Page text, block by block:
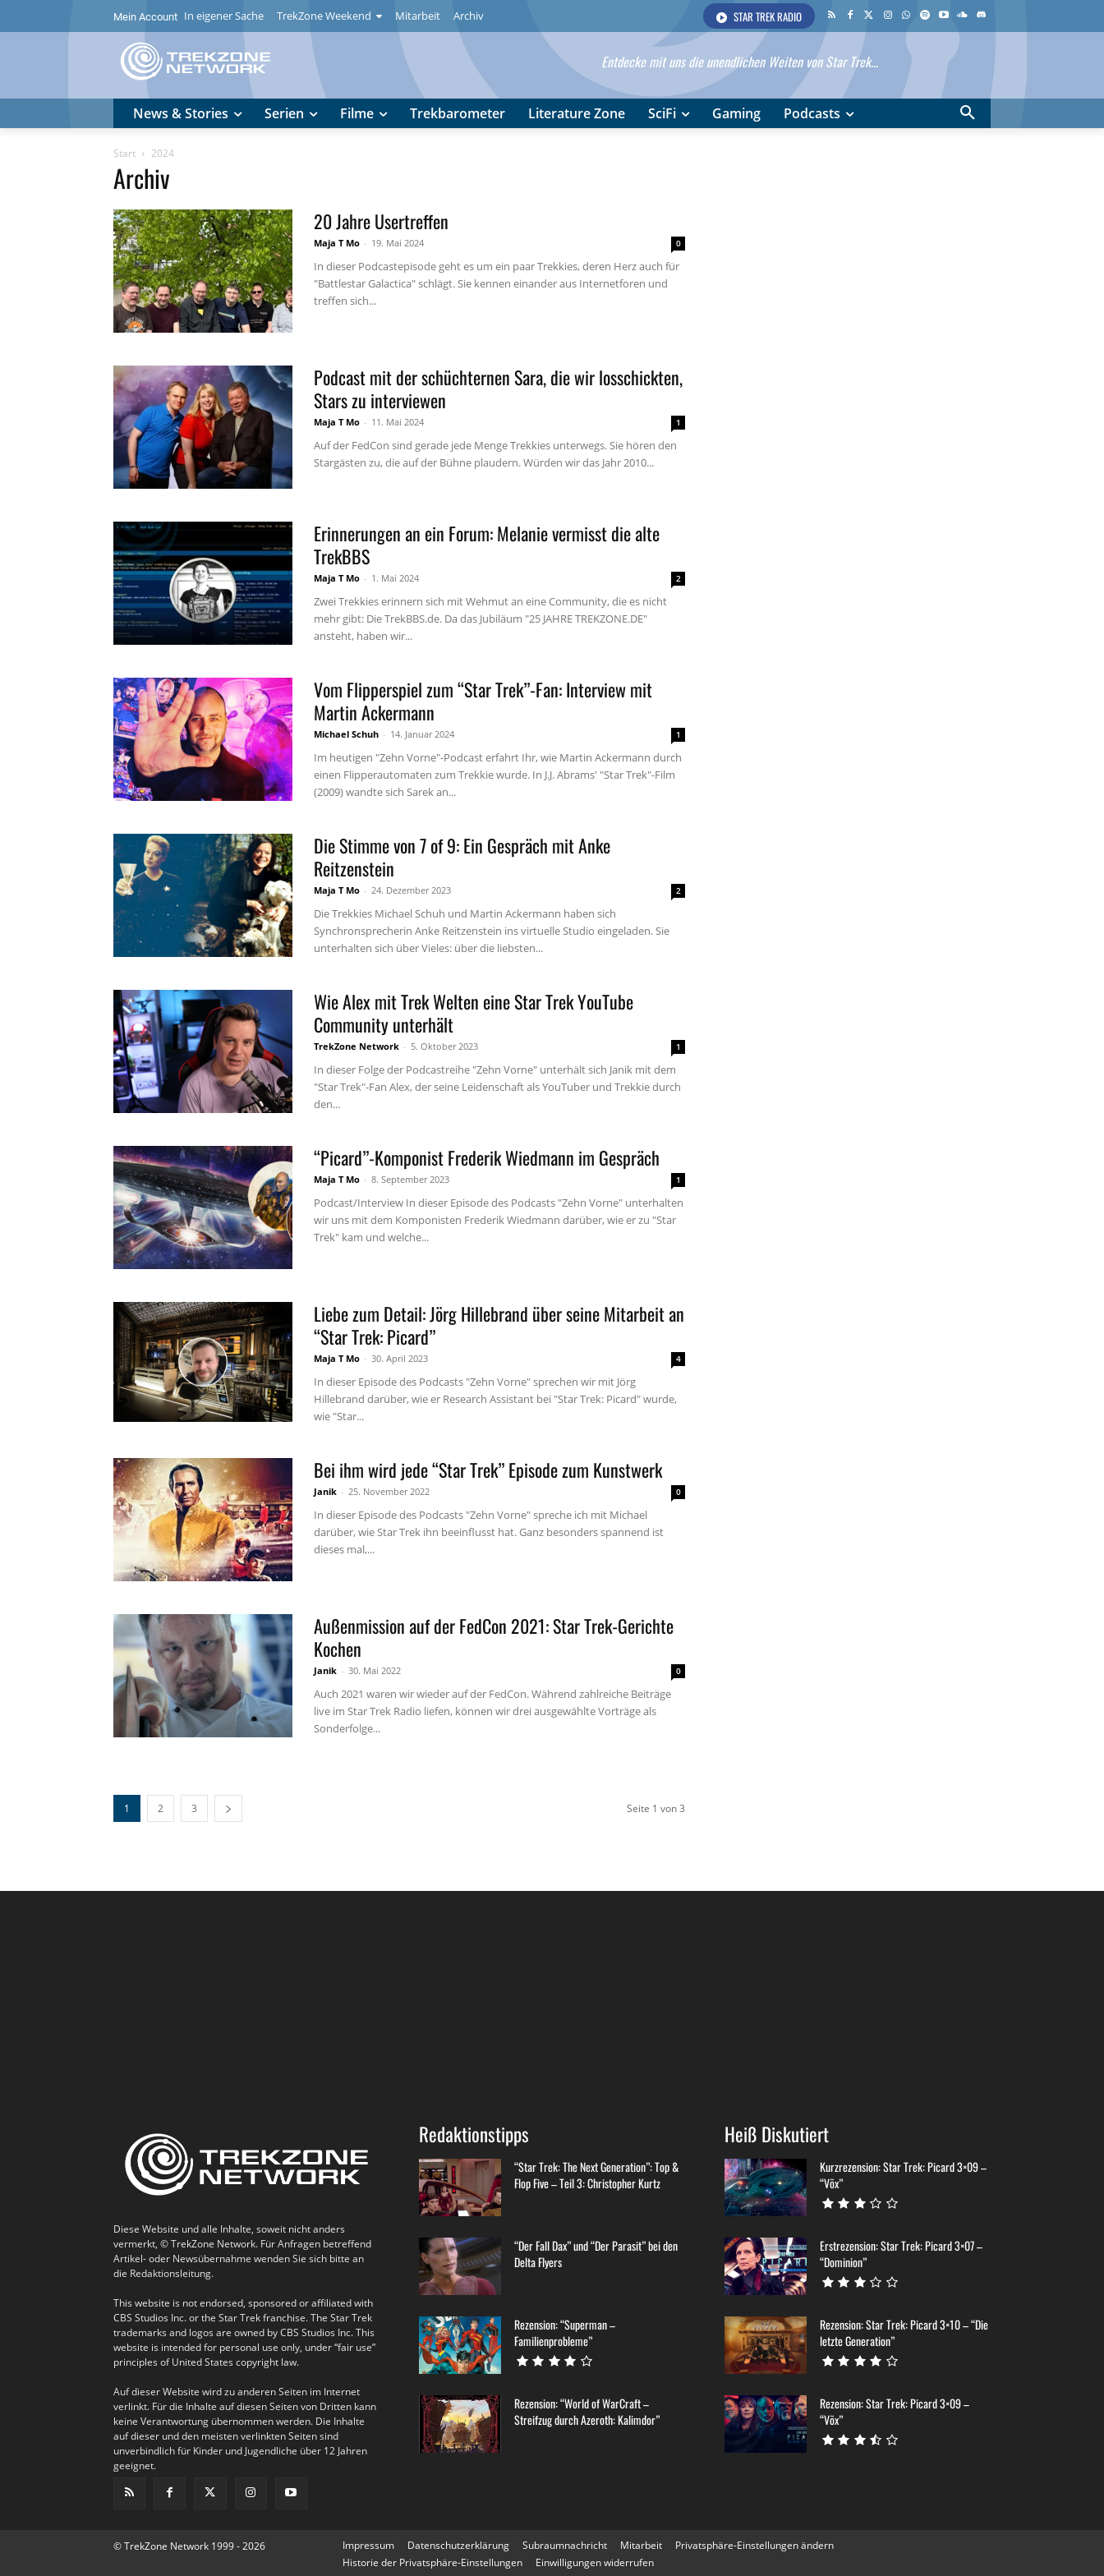
Mein Account In eigener Sache TrekZone Weekend Mitarbeit Archiv STAR TREK RADIO
Entdecke mit uns die unendlichen Weiten von Star Trek...
News & Stories Serien Filme Trekbarometer Literature Zone SciFi Gaming Podcasts
Start 2024
Archiv
20 Jahre Usertreffen
Maja T Mo - 19. Mai 2024 0
In dieser Podcastepisode geht es um ein paar Trekkies, deren Herz auch für
"Battlestar Galactica" schlägt. Sie kennen einander aus Internetforen und
treffen sich...
Podcast mit der schüchternen Sara, die wir losschickten,
Stars zu interviewen
Maja T Mo - 11. Mai 2024 1
Auf der FedCon sind gerade jede Menge Trekkies unterwegs. Sie hören den
Stargästen zu, die auf der Bühne plaudern. Würden wir das Jahr 2010...
Erinnerungen an ein Forum: Melanie vermisst die alte
TrekBBS
Maja T Mo - 1. Mai 2024 2
Zwei Trekkies erinnern sich mit Wehmut an eine Community, die es nicht
mehr gibt: Die TrekBBS.de. Da das Jubiläum "25 JAHRE TREKZONE.DE"
ansteht, haben wir...
Vom Flipperspiel zum “Star Trek”-Fan: Interview mit
Martin Ackermann
Michael Schuh - 14. Januar 2024 1
Im heutigen "Zehn Vorne"-Podcast erfahrt Ihr, wie Martin Ackermann durch
einen Flipperautomaten zum Trekkie wurde. In J.J. Abrams' "Star Trek"-Film
(2009) wandte sich Sarek an...
Die Stimme von 7 of 9: Ein Gespräch mit Anke
Reitzenstein
Maja T Mo - 24. Dezember 2023 2
Die Trekkies Michael Schuh und Martin Ackermann haben sich
Synchronsprecherin Anke Reitzenstein ins virtuelle Studio eingeladen. Sie
unterhalten sich über Vieles: über die liebsten...
Wie Alex mit Trek Welten eine Star Trek YouTube
Community unterhält
TrekZone Network - 5. Oktober 2023 1
In dieser Folge der Podcastreihe "Zehn Vorne" unterhält sich Janik mit dem
"Star Trek"-Fan Alex, der seine Leidenschaft als YouTuber und Trekkie durch
den...
“Picard”-Komponist Frederik Wiedmann im Gespräch
Maja T Mo - 8. September 2023 1
Podcast/Interview In dieser Episode des Podcasts "Zehn Vorne" unterhalten
wir uns mit dem Komponisten Frederik Wiedmann darüber, wie er zu "Star
Trek" kam und welche...
Liebe zum Detail: Jörg Hillebrand über seine Mitarbeit an
“Star Trek: Picard”
Maja T Mo - 30. April 2023 4
In dieser Episode des Podcasts "Zehn Vorne" sprechen wir mit Jörg
Hillebrand darüber, wie er Research Assistant bei "Star Trek: Picard" wurde,
wie "Star...
Bei ihm wird jede “Star Trek” Episode zum Kunstwerk
Janik - 25. November 2022 0
In dieser Episode des Podcasts "Zehn Vorne" spreche ich mit Michael
darüber, wie Star Trek ihn beeinflusst hat. Ganz besonders spannend ist
dieses mal,...
Außenmission auf der FedCon 2021: Star Trek-Gerichte
Kochen
Janik - 30. Mai 2022 0
Auch 2021 waren wir wieder auf der FedCon. Während zahlreiche Beiträge
live im Star Trek Radio liefen, können wir drei ausgewählte Vorträge als
Sonderfolge...
1 2 3 Seite 1 von 3
Diese Website und alle Inhalte, soweit nicht anders
vermerkt, © TrekZone Network. Für Anfragen betreffend
Artikel- oder Newsübernahme wenden Sie sich bitte an
die Redaktionsleitung.
This website is not endorsed, sponsored or affiliated with
CBS Studios Inc. or the Star Trek franchise. The Star Trek
trademarks and logos are owned by CBS Studios Inc. This
website is intended for personal use only, under “fair use”
principles of United States copyright law.
Auf dieser Website wird zu anderen Seiten im Internet
verlinkt. Für die Inhalte auf diesen Seiten von Dritten kann
keine Verantwortung übernommen werden. Die Inhalte
auf dieser und den meisten verlinkten Seiten sind
unverbindlich für Kinder und Jugendliche über 12 Jahren
geeignet.
Redaktionstipps
“Star Trek: The Next Generation”: Top &
Flop Five – Teil 3: Christopher Kurtz
“Der Fall Dax” und “Der Parasit” bei den
Delta Flyers
Rezension: “Superman –
Familienprobleme”
Rezension: “World of WarCraft –
Streifzug durch Azeroth: Kalimdor”
Heiß Diskutiert
Kurzrezension: Star Trek: Picard 3×09 –
“Võx”
Erstrezension: Star Trek: Picard 3×07 –
“Dominion”
Rezension: Star Trek: Picard 3×10 – “Die
letzte Generation”
Rezension: Star Trek: Picard 3×09 –
“Võx”
© TrekZone Network 1999 - 2026 Impressum Datenschutzerklärung Subraumnachricht Mitarbeit
Privatsphäre-Einstellungen ändern
Historie der Privatsphäre-Einstellungen
Einwilligungen widerrufen